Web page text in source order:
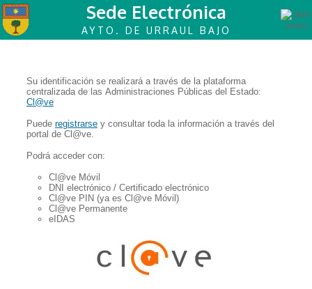
Sede Electrónica
AYTO. DE URRAUL BAJO
Su identificación se realizará a través de la plataforma
centralizada de las Administraciones Públicas del Estado:
Cl@ve
Puede registrarse y consultar toda la información a través del
portal de Cl@ve.
Podrá acceder con:
Cl@ve Móvil
DNI electrónico / Certificado electrónico
Cl@ve PIN (ya es Cl@ve Móvil)
Cl@ve Permanente
eIDAS